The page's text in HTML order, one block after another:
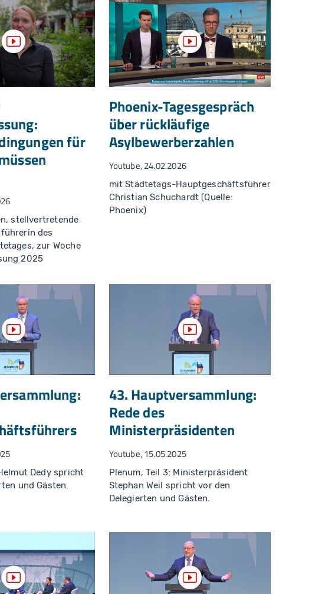
Video anzeigen
für
stellvertretende
des
zur Woche
2025
Video anzeigen
Phoenix-Tagesgespräch
über rückläufige
Asylbewerberzahlen
Youtube, 24.02.2026
mit Städtetags-Hauptgeschäftsführer
Christian Schuchardt (Quelle:
Phoenix)
Video anzeigen
Dedy spricht
und Gästen.
Video anzeigen
43. Hauptversammlung:
Rede des
Ministerpräsidenten
Youtube, 15.05.2025
Plenum, Teil 3: Ministerpräsident
Stephan Weil spricht vor den
Delegierten und Gästen.
Video anzeigen Video anzeigen